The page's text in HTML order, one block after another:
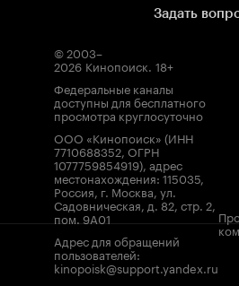
Задать
© 2003–
2026 Кинопоиск. 18+
Федеральные каналы
доступны для бесплатного
просмотра круглосуточно
ООО «Кинопоиск» (ИНН
7710688352, ОГРН
1077759854919), адрес
местонахождения: 115035,
Россия, г. Москва, ул.
Садовническая, д. 82, стр. 2,
пом. 9А01
Адрес для обращений
пользователей:
kinopoisk@support.yandex.ru